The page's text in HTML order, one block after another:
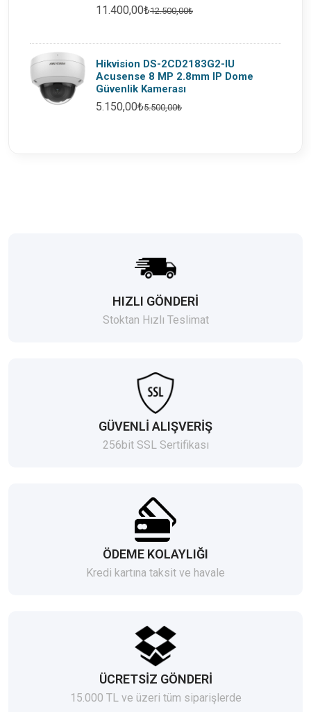
11.400,00₺12.500,00₺
Hikvision DS-2CD2183G2-IU
Acusense 8 MP 2.8mm IP Dome
Güvenlik Kamerası
5.150,00₺5.500,00₺
HIZLI GÖNDERİ
Stoktan Hızlı Teslimat
GÜVENLİ ALIŞVERİŞ
256bit SSL Sertifikası
ÖDEME KOLAYLIĞI
Kredi kartına taksit ve havale
ÜCRETSİZ GÖNDERİ
15.000 TL ve üzeri tüm siparişlerde